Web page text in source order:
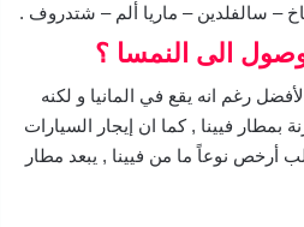
– سالفلدين – ماريا ألم – شتدروف .
الى النمسا ؟
رغم انه يقع في المانيا و لكنه
بمطار فيينا , كما ان إيجار السيارات
أرخص نوعاً ما من فيينا , يبعد مطار